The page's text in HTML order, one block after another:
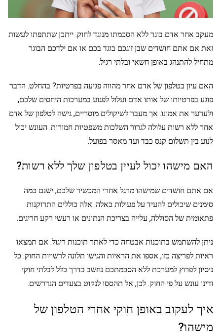
מעקב אחר אדם בוגר ללא הסכמתו מנוגד לחוק. ייתכן שתתפתו לעשות
זאת אם אתם חושדים שבן זוגכם בוגד בכם או אם ילדכם הבוגר
מתחיל להתנהג באופן חשאי ובלתי רגיל.
האם עיון בטלפון של אדם אחר מהווה פגיעה בפרטיות? בהחלט. הדבר
פוגע בפרטיותו של אותו אדם ועלול לפגוע במערכות היחסים שלכם,
ולערער את אמונו. אך מעבר לשיקולים מוסריים, גישה לטלפון של אדם
אחר ללא רשות עלולה לגרור השלכות משפטיות חמורות. העונש יכול
לנוע בין תשלום קנס כבד ועד מאסר בפועל.
האם מישהו יכול לעיין בטלפון שלך ללא רשות?
אם אתם חושדים שמישהו מרגל אחרי המכשיר שלכם, ישנם כמה
סימנים שיכולים להעיד על פעולות כאלה. אלה כוללים התרוקנות
פתאומית של הסוללה, עלייה בצריכת הנתונים או רעשי רקע חריגים.
ניתן להשתמש בתוכנות אבטחה כדי לאתר תוכנות ריגול. אם תמצאו
ראיות לפריצה כזו, אספו את הראיות והגישו תלונה לרשויות החוק. כל
ניסיון לפרוץ למערכת ללא הסכמתכם נחשב בדרך כלל לבלתי חוקי
ודינו עונש על פי החוק. לכן, אל תהססו לנקוט בצעדים הנדרשים.
איך לעקוב באופן חוקי אחרי הטלפון של
מישהו?